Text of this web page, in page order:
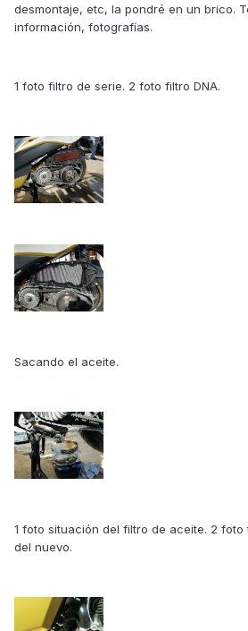
desmontaje, etc, la pondré en un brico.
información, fotografías.
1 foto filtro de serie. 2 foto filtro DNA.
Sacando el aceite.
1 foto situación del filtro de aceite. 2
del nuevo.